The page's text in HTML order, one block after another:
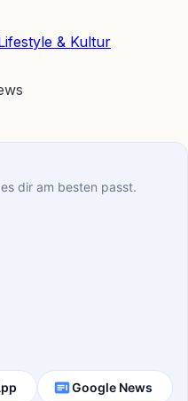
& Kultur
dir am besten passt.
Google News